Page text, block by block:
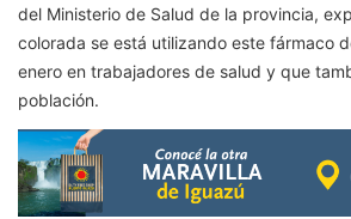
del Ministerio de Salud de la provincia,
colorada se está utilizando este fármaco
enero en trabajadores de salud y que
población.